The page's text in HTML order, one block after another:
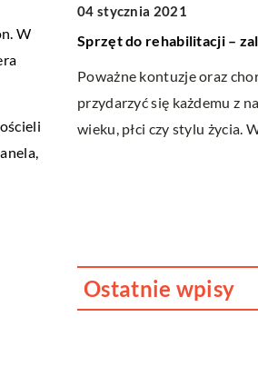
W
04 stycznia 2021
Sprzęt do rehabilitacji –
Poważne kontuzje oraz
przydarzyć się każdemu z
wieku, płci czy stylu życia.
Ostatnie wpisy